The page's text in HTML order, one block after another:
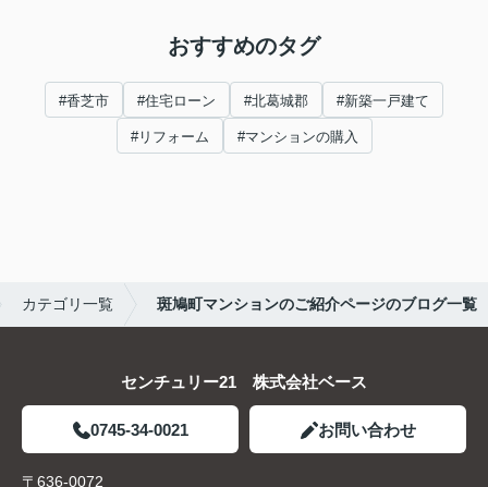
おすすめのタグ
#香芝市 #住宅ローン #北葛城郡 #新築一戸建て
#リフォーム #マンションの購入
カテゴリ一覧 斑鳩町マンションのご紹介ページのブログ一覧
センチュリー21 株式会社ベース
0745-34-0021 お問い合わせ
〒636-0072